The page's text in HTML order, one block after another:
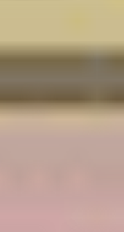
Paket   & Tekli